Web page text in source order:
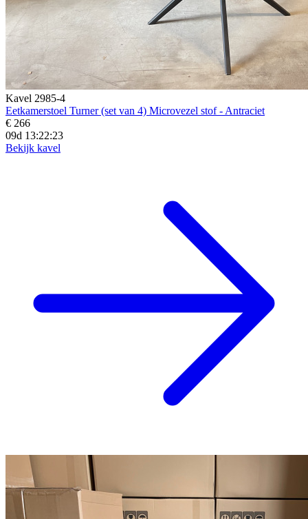
Kavel 2985-4
Eetkamerstoel Turner (set van 4) Microvezel stof - Antraciet
€ 266
09d 13:22:21
Bekijk kavel